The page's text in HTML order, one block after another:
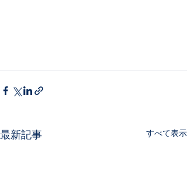
最新記事 すべて表示